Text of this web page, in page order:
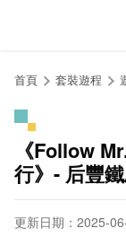
首頁 套裝遊程
《Follow
行》- 后豐
更新日期：2025-